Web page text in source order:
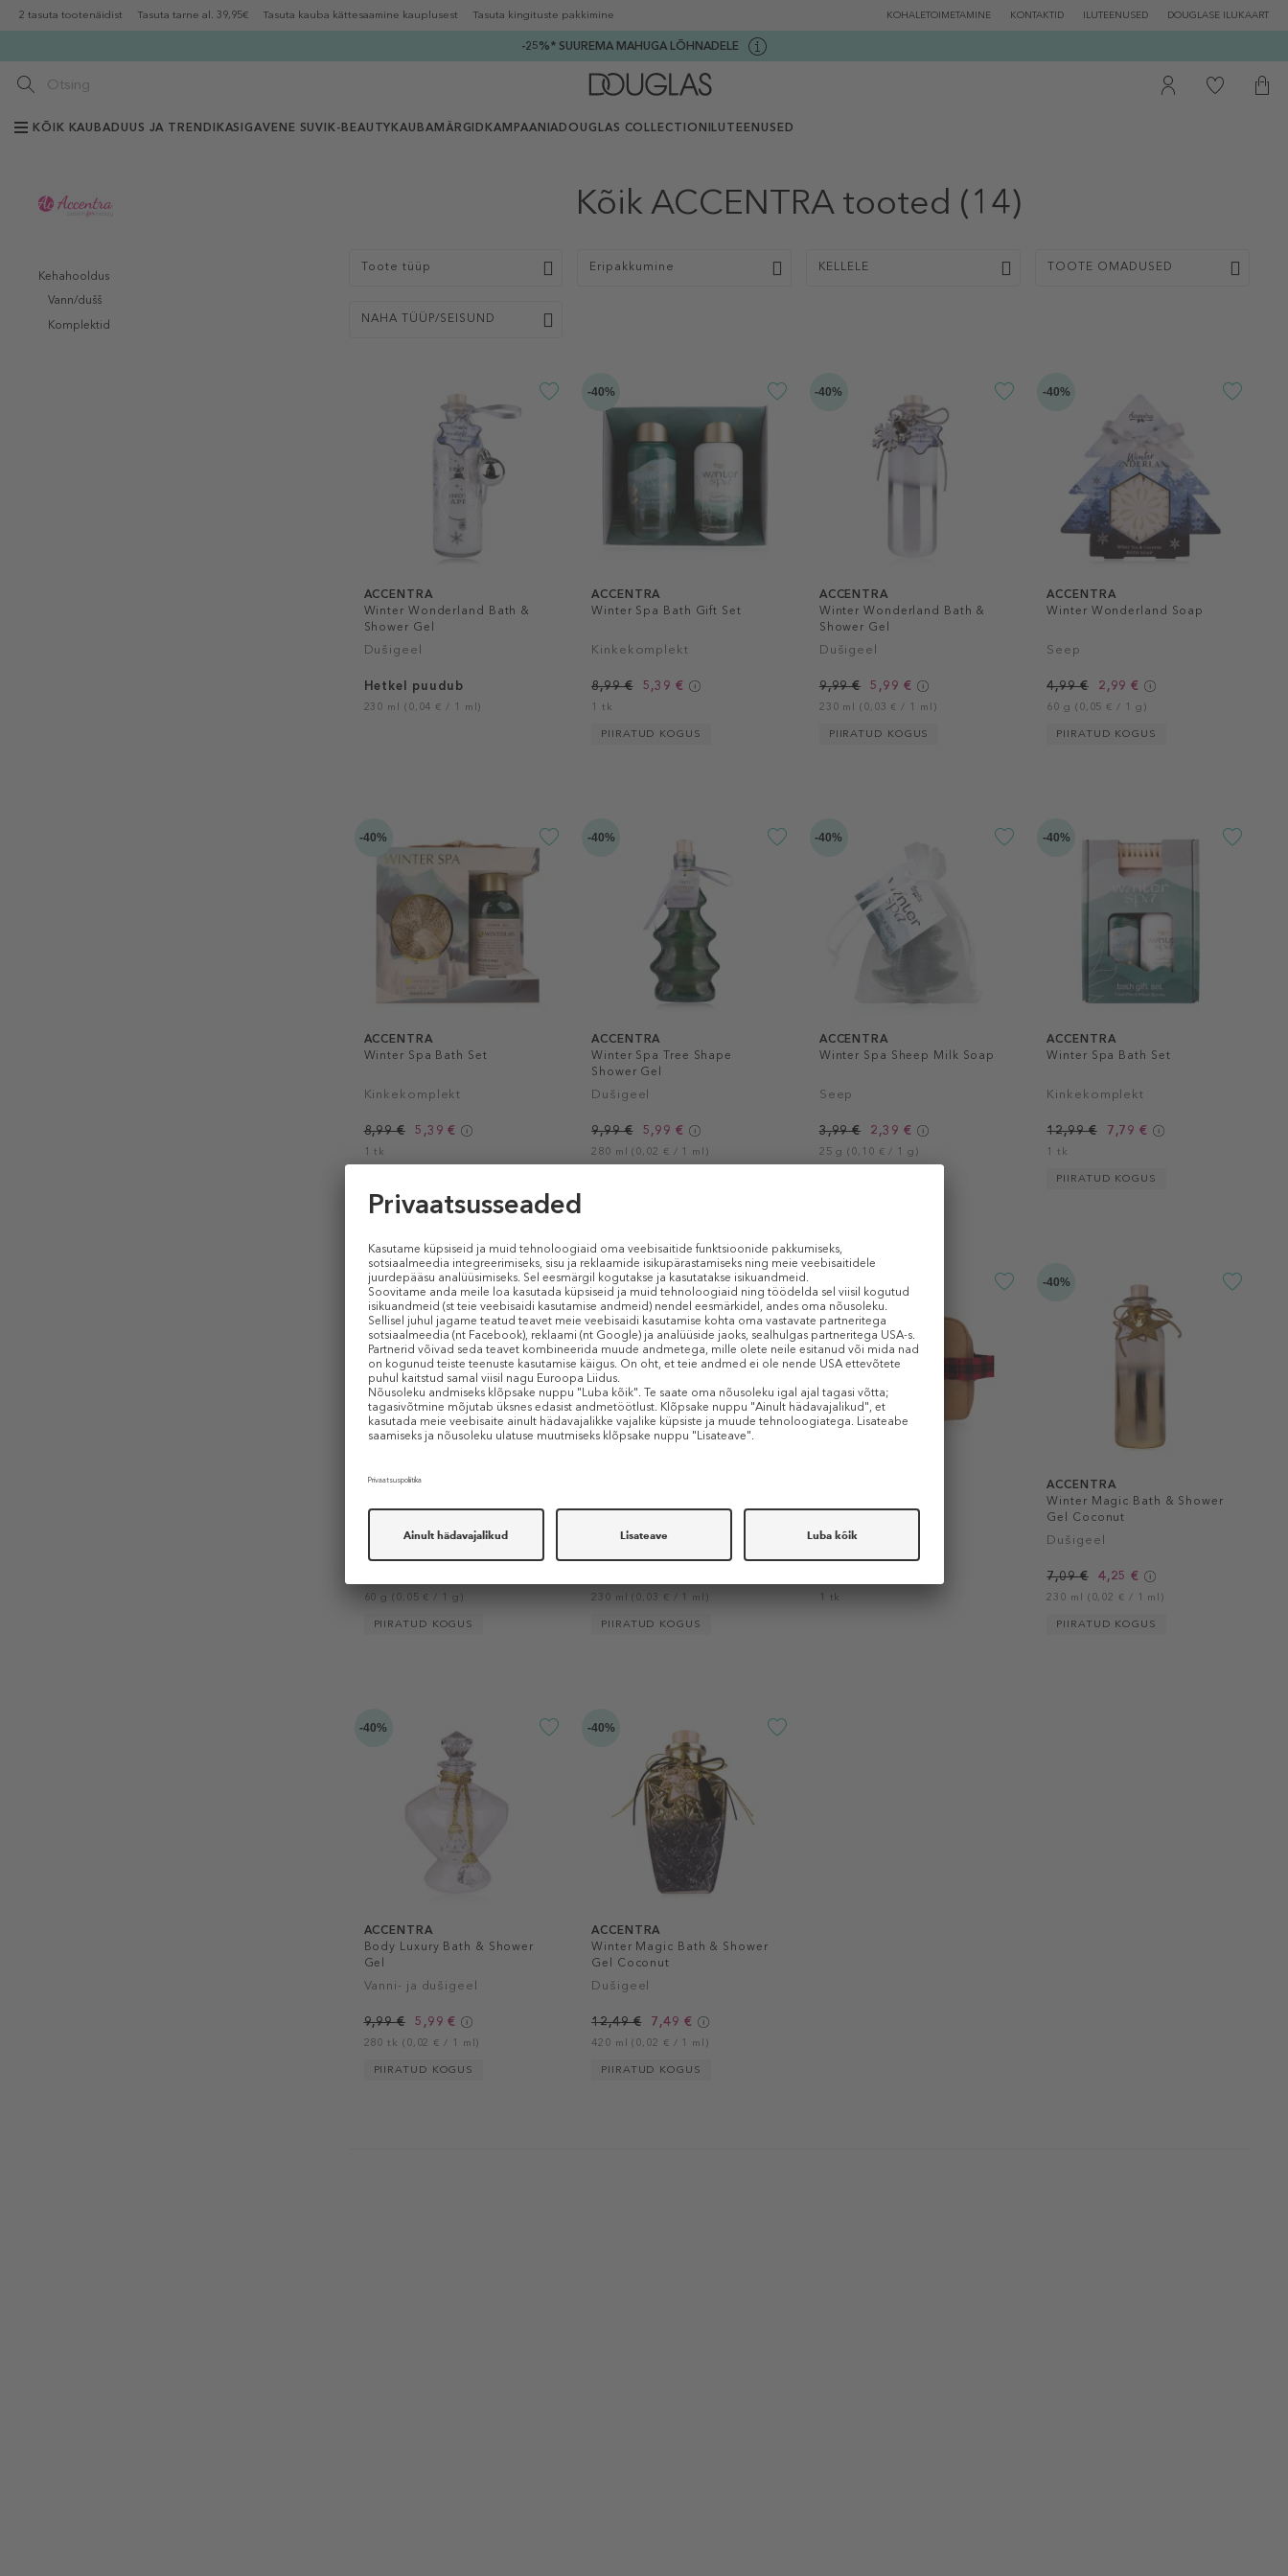
2 tasuta tootenäidist Tasuta tarne al. 39,95€ Tasuta kauba kättesaamine kauplusest Tasuta kingituste pakkimine KOHALETOIMETAMINE KONTAKTID ILUTEENUSED DOUGLASE ILUKAART
-25%* SUUREMA MAHUGA LÕHNADELE
KÕIK KAUBADUUS JA TRENDIKAS IGAVENE SUVI K-BEAUTY KAUBAMÄRGID KAMPAANIADOUGLAS COLLECTION ILUTEENUSED
Kehahooldus
Vann/dušš
Komplektid
Kõik ACCENTRA tooted (14)
Toote tüüp Eripakkumine KELLELE TOOTE OMADUSED
NAHA TÜÜP/SEISUND
ACCENTRA
Winter Wonderland Bath &
Shower Gel
Dušigeel
Hetkel puudub
230 ml (0,04 € / 1 ml)
-40%
ACCENTRA
Winter Spa Bath Gift Set
Kinkekomplekt
8,99 € 5,39 €
1 tk
PIIRATUD KOGUS
-40%
ACCENTRA
Winter Wonderland Bath &
Shower Gel
Dušigeel
9,99 € 5,99 €
230 ml (0,03 € / 1 ml)
PIIRATUD KOGUS
-40%
ACCENTRA
Winter Wonderland Soap
Seep
4,99 € 2,99 €
60 g (0,05 € / 1 g)
PIIRATUD KOGUS
-40%
ACCENTRA
Winter Spa Bath Set
Kinkekomplekt
8,99 € 5,39 €
1 tk
-40%
ACCENTRA
Winter Spa Tree Shape
Shower Gel
Dušigeel
9,99 € 5,99 €
280 ml (0,02 € / 1 ml)
-40%
ACCENTRA
Winter Spa Sheep Milk Soap
Seep
3,99 € 2,39 €
25 g (0,10 € / 1 g)
-40%
ACCENTRA
Winter Spa Bath Set
Kinkekomplekt
12,99 € 7,79 €
1 tk
PIIRATUD KOGUS
-40%
ACCENTRA
& Mint
Vannisool
60 g (0,05 € / 1 g)
PIIRATUD KOGUS
-40%
Dušigeel
230 ml (0,03 € / 1 ml)
PIIRATUD KOGUS
Kinkekomplekt
1 tk
-40%
ACCENTRA
Winter Magic Bath & Shower
Gel Coconut
Dušigeel
7,09 € 4,25 €
230 ml (0,02 € / 1 ml)
PIIRATUD KOGUS
-40%
ACCENTRA
Body Luxury Bath & Shower
Gel
Vanni- ja dušigeel
9,99 € 5,99 €
280 tk (0,02 € / 1 ml)
PIIRATUD KOGUS
-40%
ACCENTRA
Winter Magic Bath & Shower
Gel Coconut
Dušigeel
12,49 € 7,49 €
420 ml (0,02 € / 1 ml)
PIIRATUD KOGUS